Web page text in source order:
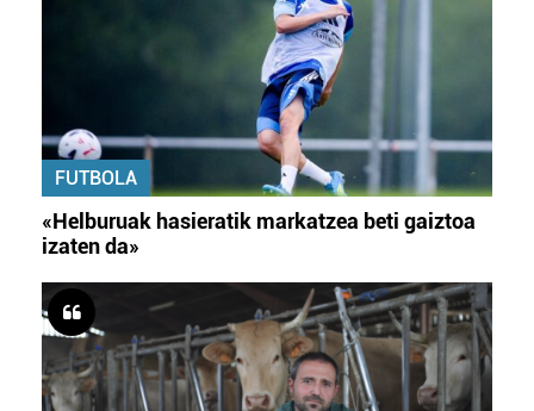
FUTBOLA
«Helburuak hasieratik markatzea beti gaiztoa
izaten da»